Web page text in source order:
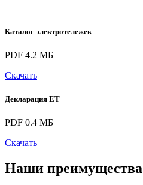
Каталог электротележек
PDF 4.2 МБ
Скачать
Декларация ЕТ
PDF 0.4 МБ
Скачать
Наши преимущества